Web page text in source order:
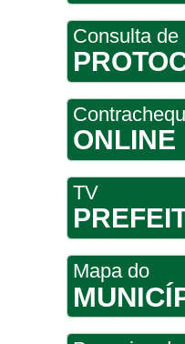
Consulta de
ONLINE
TV
Mapa do